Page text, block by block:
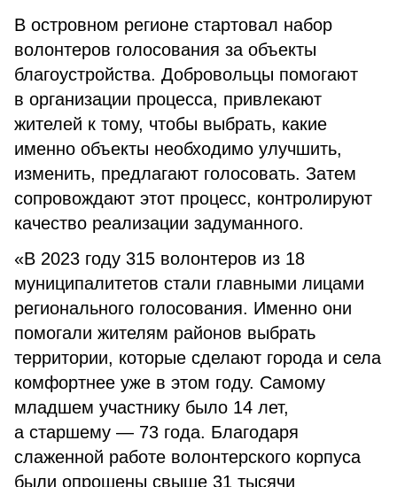
В островном регионе стартовал набор
волонтеров голосования за объекты
благоустройства. Добровольцы помогают
в организации процесса, привлекают
жителей к тому, чтобы выбрать, какие
именно объекты необходимо улучшить,
изменить, предлагают голосовать. Затем
сопровождают этот процесс, контролируют
качество реализации задуманного.
«В 2023 году 315 волонтеров из 18
муниципалитетов стали главными лицами
регионального голосования. Именно они
помогали жителям районов выбрать
территории, которые сделают города и села
комфортнее уже в этом году. Самому
младшем участнику было 14 лет,
а старшему — 73 года. Благодаря
слаженной работе волонтерского корпуса
были опрошены свыше 31 тысячи